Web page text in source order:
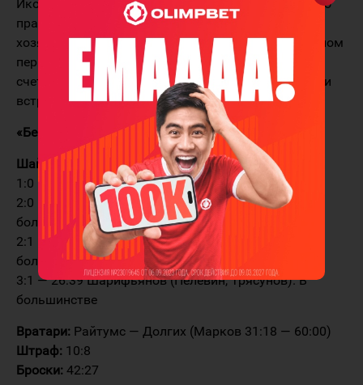
Иконников и как всегда в таких случаях сработало
правило — «не забиваешь ты — забивают тебе» и
хозяева восстановили статус-кво. В заключительном
периоде хоккеисты «Бейбарыса» уже играли «по
счету», зорко охраняя свое преимущество и довели
встречу до победы.
«Бейбарыс» «Горняк»3:1 (2:0, 1:1, 0:0)
Шайбы:
1:0 — 09:04 Зубков (Огородников). В равенстве
2:0 — 14:58 Огородников (Дерябин, Зубков). В
большинстве
2:1 — 21:05 Пичкалев (Токарев, Горбовой). В
большинстве
3:1 — 26:39 Шарифьянов (Пелевин, Трясунов). В
большинстве
Вратари: Райтумс — Долгих (Марков 31:18 — 60:00)
Штраф: 10:8
Броски: 42:27